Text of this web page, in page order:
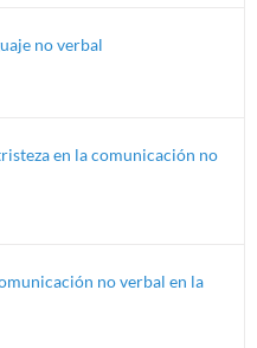
no verbal
en la comunicación no
no verbal en la